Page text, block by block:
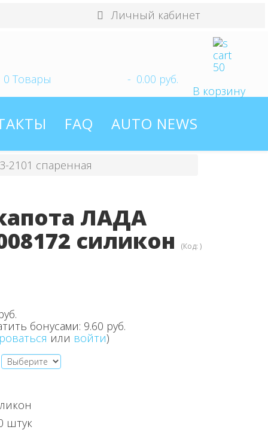
Личный кабинет
0 Товары - 0.00 руб.
В корзину
FAQ AUTO NEWS
2101 спаренная
ЛАДА
силикон (Код:)
бонусами: 9.60 руб.
или войти)
штук